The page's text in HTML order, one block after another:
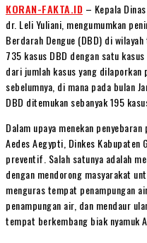
KORAN-FAKTA.ID – Kepala
dr. Leli Yuliani, mengumumkan
Berdarah Dengue (DBD) di
735 kasus DBD dengan satu
dari jumlah kasus yang dilaporkan
sebelumnya, di mana pada bulan
DBD ditemukan sebanyak 195
Dalam upaya menekan
Aedes Aegypti, Dinkes
preventif. Salah satunya adalah
dengan mendorong masyarakat
menguras tempat penampungan
penampungan air, dan mendaur
tempat berkembang biak nyamuk